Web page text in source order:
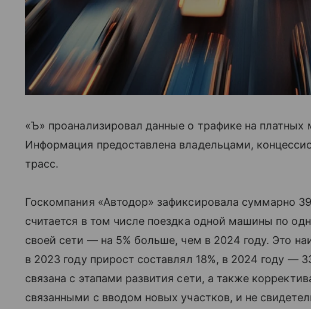
«Ъ» проанализировал данные о трафике на платных
Информация предоставлена владельцами,
трасс.
Госкомпания «Автодор» зафиксировала суммарно
считается в том числе поездка одной машины по
своей сети — на 5% больше, чем в 2024 году. Это
в 2023 году прирост составлял 18%, в 2024 году —
связана с этапами развития сети, а также
связанными с вводом новых участков, и не